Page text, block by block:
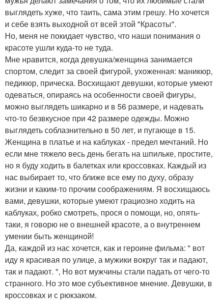
выглядеть хуже, что таить, сама этим грешу. Но хочется
и себе взять выходной от всей этой "Красоты".
Но, меня не покидает чувство, что наши понимания о
красоте ушли куда-то не туда.
Мне нравится, когда девушка/женщина занимается
спортом, следит за своей фигурой, ухоженная: маникюр,
педикюр, прическа. Восхищают девушки, которые умеют
одеваться, опираясь на особенности своей фигуры,
можно выглядеть шикарно и в 56 размере, и надевать
что-то безвкусное при 42 размере одежды. Можно
выглядеть соблазнительно в 50 лет, и пугающе в 15.
Женщина в платье и на каблуках - предел мечтаний. Но
если мне тяжело весь день бегать на шпильке, простите,
но я буду ходить в балетках или кроссовках. Каждый из
нас выбирает то, что ближе все ему по духу, образу
жизни и каким-то прочим соображениям. Я восхищаюсь
вами, девушки, которые умеют грациозно ходить на
каблуках, робко смотреть, прося о помощи, но, опять-
таки, я говорю не о внешней красоте, а о внутреннем
умении быть женщиной!
Да, каждой из нас хочется, как и героине фильма: " вот
иду я красивая по улице, а мужики вокруг так и падают,
так и падают. ", Но вот мужчины стали падать от чего-то
странного. Но это мое субъективное мнение. Девушки, в
кроссовках и с рюкзаком.